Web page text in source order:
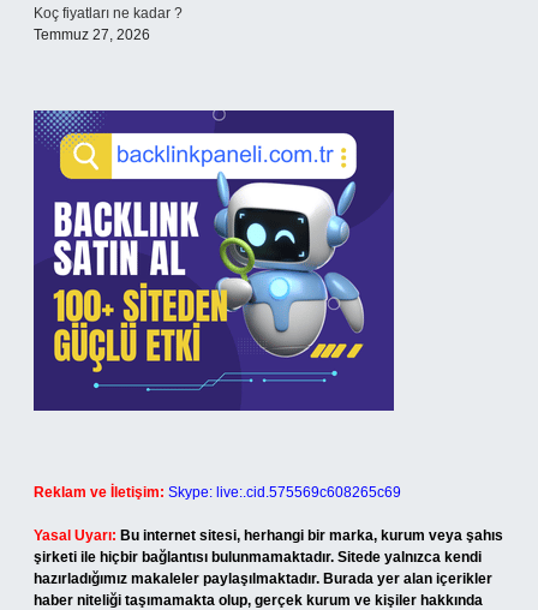
Koç fiyatları ne kadar ?
Temmuz 27, 2026
Reklam ve İletişim: Skype: live:.cid.575569c608265c69
Yasal Uyarı: Bu internet sitesi, herhangi bir marka, kurum veya şahıs
şirketi ile hiçbir bağlantısı bulunmamaktadır. Sitede yalnızca kendi
hazırladığımız makaleler paylaşılmaktadır. Burada yer alan içerikler
haber niteliği taşımamakta olup, gerçek kurum ve kişiler hakkında